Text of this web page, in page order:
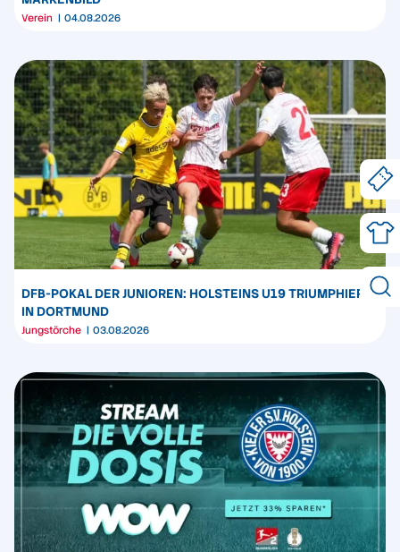
Verein 04.08.2026
DFB-POKAL DER JUNIOREN: HOLSTEINS U19 TRIUMPHIERT
IN DORTMUND
Jungstörche 03.08.2026